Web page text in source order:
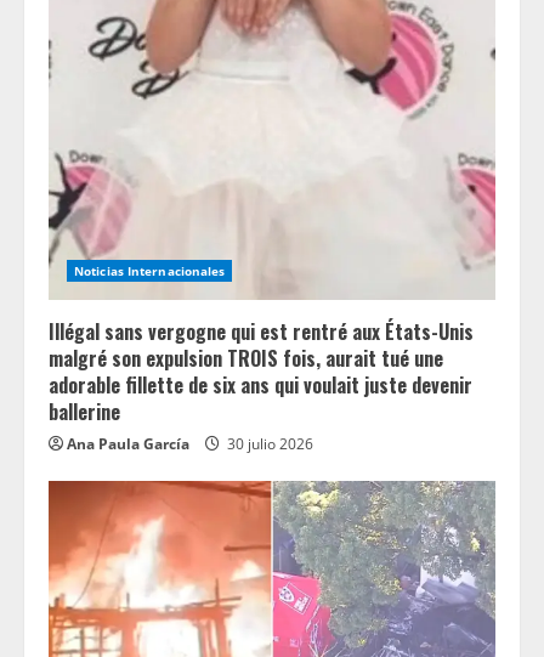
e
d
i
n
g
Noticias Internacionales
Illégal sans vergogne qui est rentré aux États-Unis
malgré son expulsion TROIS fois, aurait tué une
adorable fillette de six ans qui voulait juste devenir
ballerine
Ana Paula García 30 julio 2026